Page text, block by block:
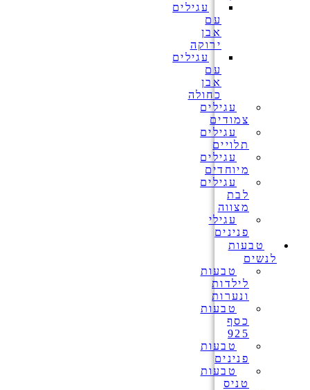
עגילים
עם
אבן
ירוקה
עגילים
עם
אבן
כחולה
עגילים
צמודים
עגילים
תלויים
עגילים
מיוחדים
עגילים
לבת
מצווה
עגילי
פנינים
טבעות
לנשים
טבעות
לילדות
ונערות
טבעות
כסף
925
טבעות
פנינים
טבעות
טניס